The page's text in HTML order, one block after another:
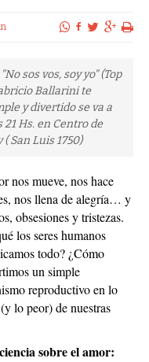
sos vos, soy yo" (Top
Ballarini te
y divertido se va a
Hs. en Centro de
San Luis 1750)
nos mueve, nos hace
nos llena de alegría… y
obsesiones y tristezas.
los seres humanos
todo? ¿Cómo
un simple
reproductivo en lo
lo peor) de nuestras
sobre el amor: